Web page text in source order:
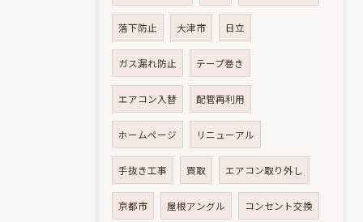
落下防止 大津市 日立
ガス漏れ防止 テープ巻き
エアコン入替 配管再利用
ホームページ リニューアル
手抜き工事 買取 エアコン取り外し
京都市 屋根アングル コンセント交換